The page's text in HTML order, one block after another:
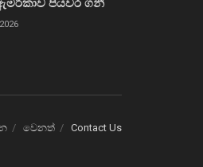
පියවර ගනී
වෙනත් Contact Us